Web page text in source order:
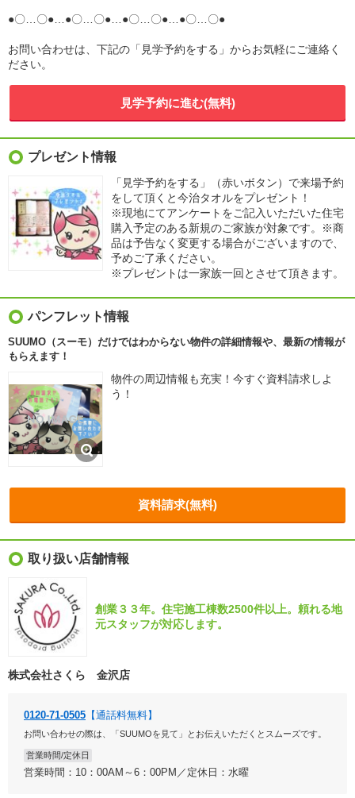
●〇…〇●…●〇…〇●…●〇…〇●…●〇…〇●
お問い合わせは、下記の「見学予約をする」からお気軽にご連絡く
ださい。
見学予約に進む(無料)
プレゼント情報
「見学予約をする」（赤いボタン）で来場予約
をして頂くと今治タオルをプレゼント！
※現地にてアンケートをご記入いただいた住宅
購入予定のある新規のご家族が対象です。※商
品は予告なく変更する場合がございますので、
予めご了承ください。
※プレゼントは一家族一回とさせて頂きます。
パンフレット情報
SUUMO（スーモ）だけではわからない物件の詳細情報や、最新の情報が
もらえます！
物件の周辺情報も充実！今すぐ資料請求しよ
う！
資料請求(無料)
取り扱い店舗情報
創業３３年。住宅施工棟数2500件以上。頼れる地
元スタッフが対応します。
株式会社さくら 金沢店
0120-71-0505 【通話料無料】
お問い合わせの際は、「SUUMOを見て」とお伝えいただくとスムーズです。
営業時間/定休日
営業時間：10：00AM～6：00PM／定休日：水曜